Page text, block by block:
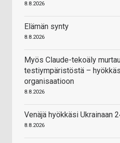
8.8.2026
Elämän synty
8.8.2026
Myös Claude-tekoäly
testiympäristöstä –
organisaatioon
8.8.2026
Venäjä hyökkäsi Ukrainaan
8.8.2026